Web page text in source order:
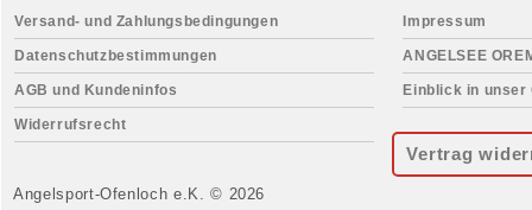
Versand- und Zahlungsbedingungen
Datenschutzbestimmungen
AGB und Kundeninfos
Widerrufsrecht
Impressum
ANGELSEE
Einblick in unser
Vertrag
Angelsport-Ofenloch e.K. © 2026